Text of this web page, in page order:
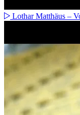
Lothar Matthäus –